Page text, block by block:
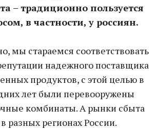
– традиционно пользуется
в частности, у россиян.
мы стараемся соответствовать
надежного поставщика
продуктов, с этой целью в
лет были перевооружены
комбинаты. А рынки сбыта
разных регионах России.